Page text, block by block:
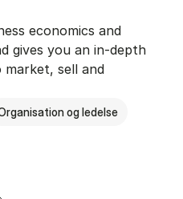
economics and
gives you an in-depth
sell and
og ledelse